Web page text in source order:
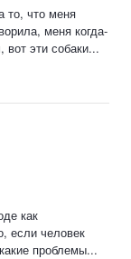
то, что меня
меня когда-
эти собаки...
как
если человек
проблемы...